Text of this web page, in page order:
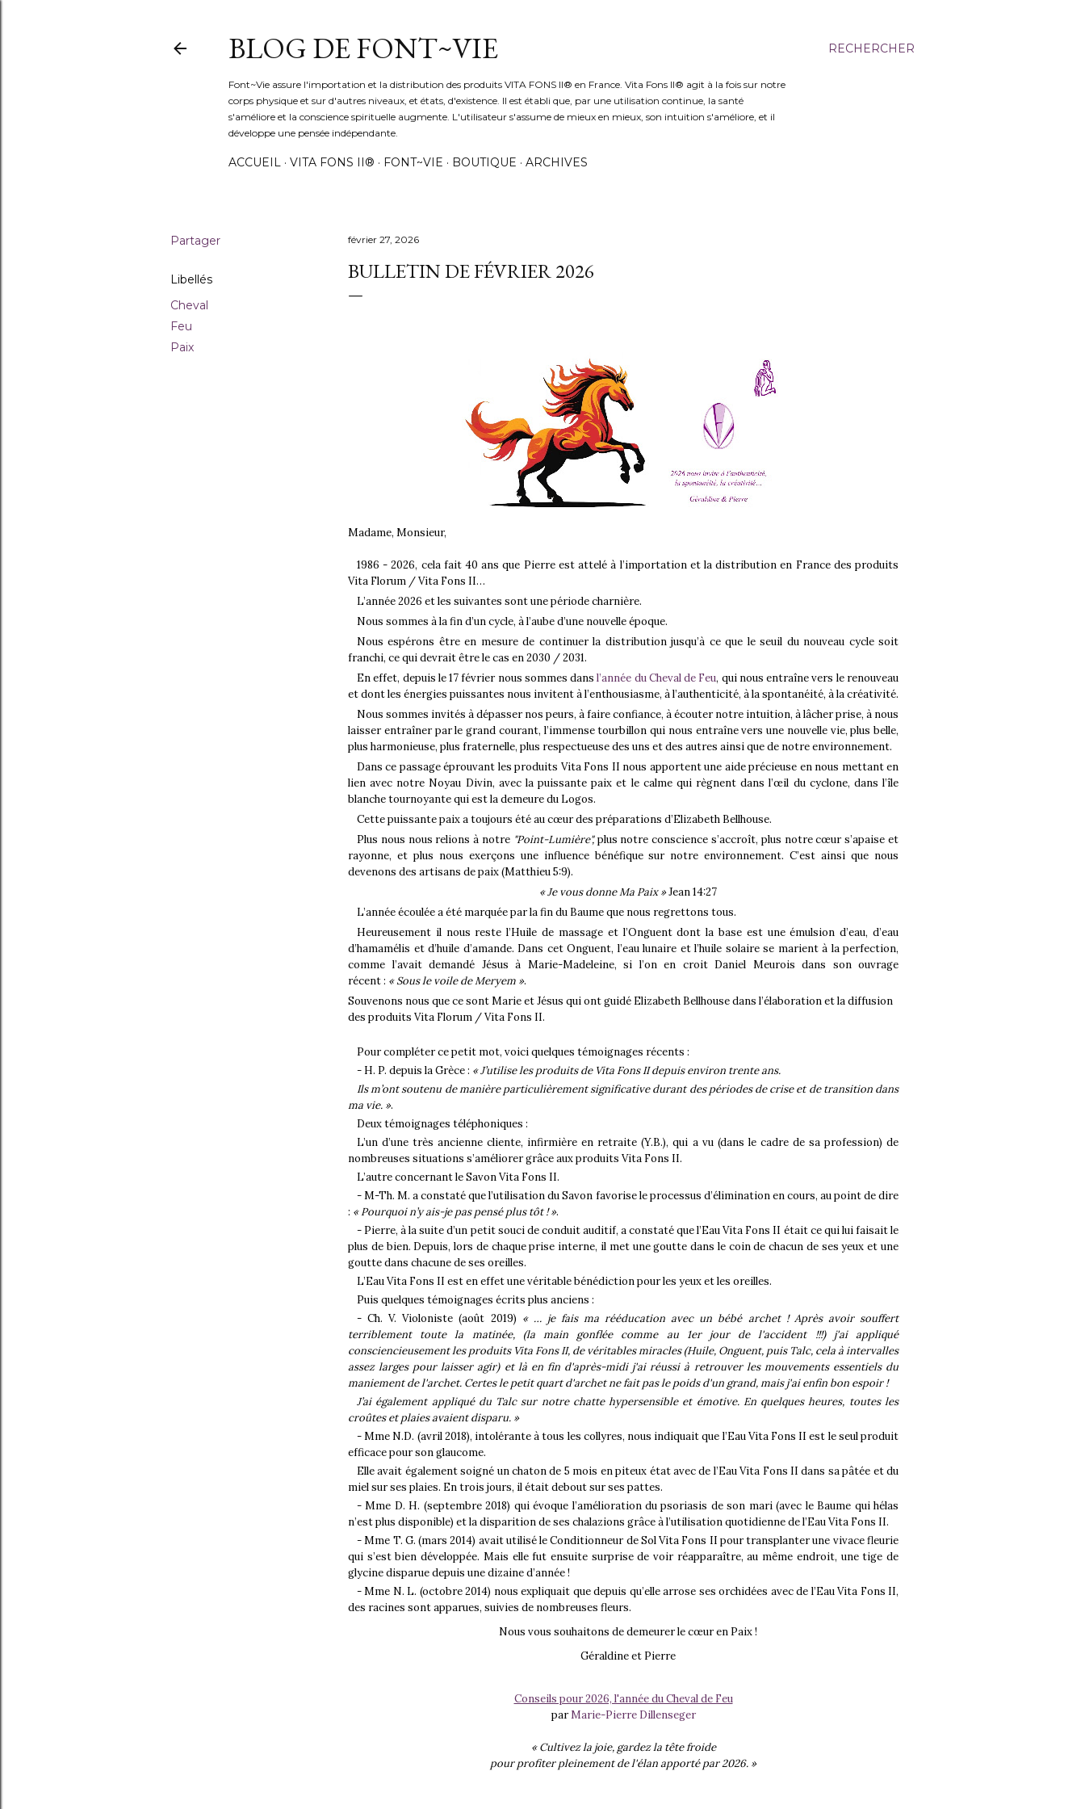
RECHERCHER
BLOG DE FONT~VIE
Font~Vie assure l'importation et la distribution des produits VITA FONS II® en France. Vita Fons II® agit à la fois sur notre
corps physique et sur d'autres niveaux, et états, d'existence. Il est établi que, par une utilisation continue, la santé
s'améliore et la conscience spirituelle augmente. L'utilisateur s'assume de mieux en mieux, son intuition s'améliore, et il
développe une pensée indépendante.
ACCUEIL VITA FONS II® FONT~VIE BOUTIQUE ARCHIVES
Partager
Libellés
Cheval
Feu
Paix
février 27, 2026
BULLETIN DE FÉVRIER 2026
Madame, Monsieur,
1986 - 2026, cela fait 40 ans que Pierre est attelé à l’importation et la distribution en France des produits
Vita Florum / Vita Fons II…
L’année 2026 et les suivantes sont une période charnière.
Nous sommes à la fin d’un cycle, à l’aube d’une nouvelle époque.
Nous espérons être en mesure de continuer la distribution jusqu’à ce que le seuil du nouveau cycle soit
franchi, ce qui devrait être le cas en 2030 / 2031.
En effet, depuis le 17 février nous sommes dans l’année du Cheval de Feu, qui nous entraîne vers le renouveau
et dont les énergies puissantes nous invitent à l’enthousiasme, à l’authenticité, à la spontanéité, à la créativité.
Nous sommes invités à dépasser nos peurs, à faire confiance, à écouter notre intuition, à lâcher prise, à nous
laisser entraîner par le grand courant, l’immense tourbillon qui nous entraîne vers une nouvelle vie, plus belle,
plus harmonieuse, plus fraternelle, plus respectueuse des uns et des autres ainsi que de notre environnement.
Dans ce passage éprouvant les produits Vita Fons II nous apportent une aide précieuse en nous mettant en
lien avec notre Noyau Divin, avec la puissante paix et le calme qui règnent dans l’œil du cyclone, dans l’île
blanche tournoyante qui est la demeure du Logos.
Cette puissante paix a toujours été au cœur des préparations d’Elizabeth Bellhouse.
Plus nous nous relions à notre "Point-Lumière", plus notre conscience s’accroît, plus notre cœur s’apaise et
rayonne, et plus nous exerçons une influence bénéfique sur notre environnement. C’est ainsi que nous
devenons des artisans de paix (Matthieu 5:9).
« Je vous donne Ma Paix » Jean 14:27
L’année écoulée a été marquée par la fin du Baume que nous regrettons tous.
Heureusement il nous reste l’Huile de massage et l’Onguent dont la base est une émulsion d’eau, d’eau
d’hamamélis et d’huile d’amande. Dans cet Onguent, l’eau lunaire et l’huile solaire se marient à la perfection,
comme l’avait demandé Jésus à Marie-Madeleine, si l’on en croit Daniel Meurois dans son ouvrage
récent : « Sous le voile de Meryem ».
Souvenons nous que ce sont Marie et Jésus qui ont guidé Elizabeth Bellhouse dans l’élaboration et la diffusion
des produits Vita Florum / Vita Fons II.
Pour compléter ce petit mot, voici quelques témoignages récents :
- H. P. depuis la Grèce: « J’utilise les produits de Vita Fons II depuis environ trente ans.
Ils m’ont soutenu de manière particulièrement significative durant des périodes de crise et de transition dans
ma vie. ».
Deux témoignages téléphoniques :
L’un d’une très ancienne cliente, infirmière en retraite (Y.B.), qui a vu (dans le cadre de sa profession) de
nombreuses situations s’améliorer grâce aux produits Vita Fons II.
L’autre concernant le Savon Vita Fons II.
- M-Th. M. a constaté que l’utilisation du Savon favorise le processus d’élimination en cours, au point de dire
: « Pourquoi n’y ais-je pas pensé plus tôt ! ».
- Pierre, à la suite d’un petit souci de conduit auditif, a constaté que l’Eau Vita Fons II était ce qui lui faisait le
plus de bien. Depuis, lors de chaque prise interne, il met une goutte dans le coin de chacun de ses yeux et une
goutte dans chacune de ses oreilles.
L’Eau Vita Fons II est en effet une véritable bénédiction pour les yeux et les oreilles.
Puis quelques témoignages écrits plus anciens :
- Ch. V. Violoniste (août 2019) « … je fais ma rééducation avec un bébé archet ! Après avoir souffert
terriblement toute la matinée, (la main gonflée comme au 1er jour de l'accident !!!) j'ai appliqué
consciencieusement les produits Vita Fons II, de véritables miracles (Huile, Onguent, puis Talc, cela à intervalles
assez larges pour laisser agir) et là en fin d'après-midi j'ai réussi à retrouver les mouvements essentiels du
maniement de l'archet. Certes le petit quart d'archet ne fait pas le poids d'un grand, mais j'ai enfin bon espoir !
J’ai également appliqué du Talc sur notre chatte hypersensible et émotive. En quelques heures, toutes les
croûtes et plaies avaient disparu. »
- Mme N.D. (avril 2018), intolérante à tous les collyres, nous indiquait que l’Eau Vita Fons II est le seul produit
efficace pour son glaucome.
Elle avait également soigné un chaton de 5 mois en piteux état avec de l’Eau Vita Fons II dans sa pâtée et du
miel sur ses plaies. En trois jours, il était debout sur ses pattes.
- Mme D. H. (septembre 2018) qui évoque l’amélioration du psoriasis de son mari (avec le Baume qui hélas
n’est plus disponible) et la disparition de ses chalazions grâce à l’utilisation quotidienne de l’Eau Vita Fons II.
- Mme T. G. (mars 2014) avait utilisé le Conditionneur de Sol Vita Fons II pour transplanter une vivace fleurie
qui s’est bien développée. Mais elle fut ensuite surprise de voir réapparaître, au même endroit, une tige de
glycine disparue depuis une dizaine d’année !
- Mme N. L. (octobre 2014) nous expliquait que depuis qu’elle arrose ses orchidées avec de l’Eau Vita Fons II,
des racines sont apparues, suivies de nombreuses fleurs.
Nous vous souhaitons de demeurer le cœur en Paix !
Géraldine et Pierre
Conseils pour 2026, l'année du Cheval de Feu
parMarie-Pierre Dillenseger
« Cultivez la joie, gardez la tête froide
pour profiter pleinement de l'élan apporté par 2026. »